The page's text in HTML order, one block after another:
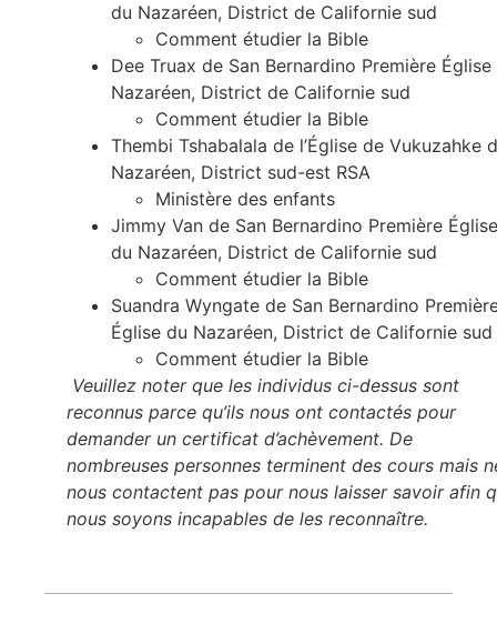
du Nazaréen, District de Californie sud
Comment étudier la Bible
Dee Truax de San Bernardino Première Église
Nazaréen, District de Californie sud
Comment étudier la Bible
Thembi Tshabalala de l’Église de Vukuzahke
Nazaréen, District sud-est RSA
Ministère des enfants
Jimmy Van de San Bernardino Première Église
du Nazaréen, District de Californie sud
Comment étudier la Bible
Suandra Wyngate de San Bernardino
Église du Nazaréen, District de Californie sud
Comment étudier la Bible
Veuillez noter que les individus ci-dessus sont
reconnus parce qu’ils nous ont contactés pour
demander un certificat d’achèvement. De
nombreuses personnes terminent des cours mais
nous contactent pas pour nous laisser savoir afin
nous soyons incapables de les reconnaître.